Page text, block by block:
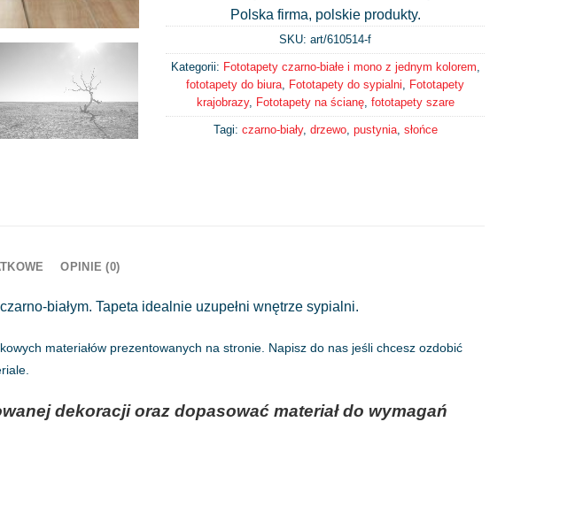
Polska firma, polskie produkty.
SKU: art/610514-f
Kategorii: Fototapety czarno-białe i mono z jednym kolorem
fototapety do biura Fototapety do sypialni
Fototapety
krajobrazy, Fototapety na ścianę, fototapety szare
Tagi: czarno-biały, drzewo, pustynia, słońce
OPINIE (0)
białym. Tapeta idealnie uzupełni wnętrze sypialni.
materiałów prezentowanych na stronie. Napisz do nas jeśli chcesz ozdobić
dekoracji oraz dopasować materiał do wymagań